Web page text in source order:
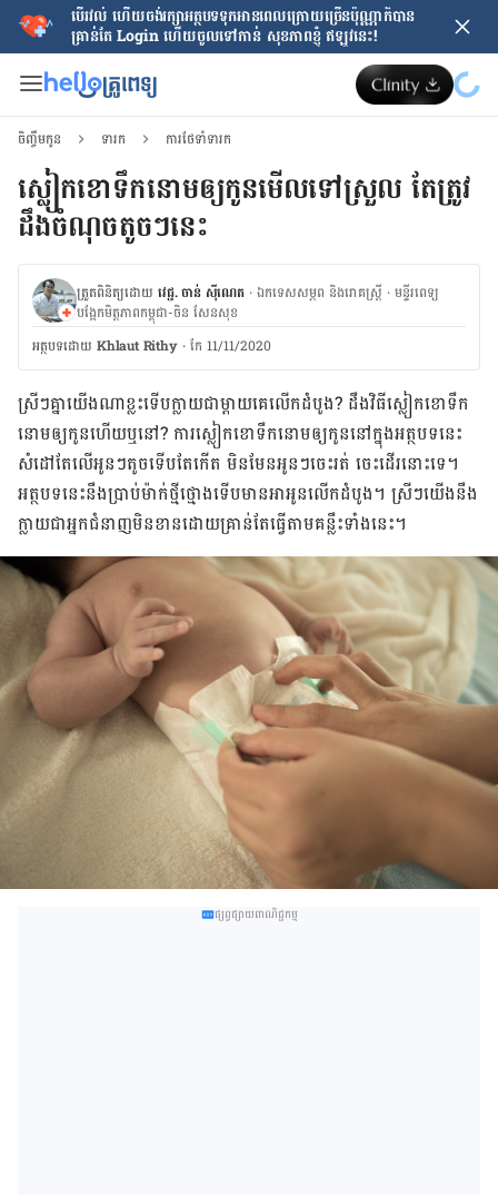
បើរវល់ ហើយចង់​រក្សាអត្ថបទទុកអានពេលក្រោយ​ច្រើនប៉ុណ្ណាក៏បាន
គ្រាន់តែ​ Login ហើយចូលទៅកាន់ សុខភាពខ្ញុំ ឥឡូវនេះ!
ចិញ្ចឹមកូន ទារក ការថែទាំទារក
ស្លៀក​ខោទឹកនោមឲ្យកូនមើលទៅស្រួល តែត្រូវ
ដឹងចំណុចតូចៗនេះ
ត្រួតពិនិត្យដោយ វេជ្ជ. ចាន់ ស៊ីណេត ·ឯកទេសសម្ភព និងរោគស្ត្រី ·ម​ន្ទីរពេទ្យ
បង្អែកមិត្តភាពកម្ពុជា-ចិន សែនសុខ
អត្ថបទ​ដោយ Khlaut Rithy ·កែ 11/11/2020
ស្រីៗ​គ្នា​យើង​ណា​ខ្លះ​​ទើប​ក្លាយ​ជា​ម្តាយ​គេ​លើក​ដំបូង​? ដឹង​​វិធី​ស្លៀក​ខោ​ទឹក​
នោម​ឲ្យ​កូន​ហើយឬនៅ​​? ការស្លៀក​ខោទឹក​នោម​ឲ្យ​កូន​នៅ​ក្នុង​អត្ថបទ​នេះ​
សំដៅតែ​លើ​អូនៗ​​តូច​ទើប​តែ​កើត​ មិន​មែន​អូនៗ​ចេះ​រត់ ចេះដើរនោះទេ​។​
អត្ថបទនេះ​នឹង​ប្រាប់​ម៉ាក់​ថ្មី​ថ្មោង​ទើប​មាន​អាអូន​លើក​ដំបូង។​ ស្រីៗ​យើង​​នឹង​
ក្លាយ​ជា​អ្នក​ជំនាញ​មិនខាន​​ដោយ​គ្រាន់​តែ​ធ្វើ​តាម​គន្លឹះ​ទាំង​នេះ។
ផ្សព្វផ្សាយពាណិជ្ជកម្ម